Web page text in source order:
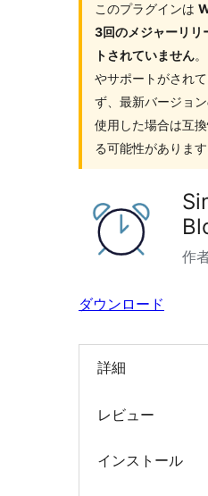
このプラグインは
3回のメジャーリリ
トされていません
やサポートがされ
ず、最新バージョ
使用した場合は互
る可能性があります
作
ダウンロード
詳細
レビュー
インストール